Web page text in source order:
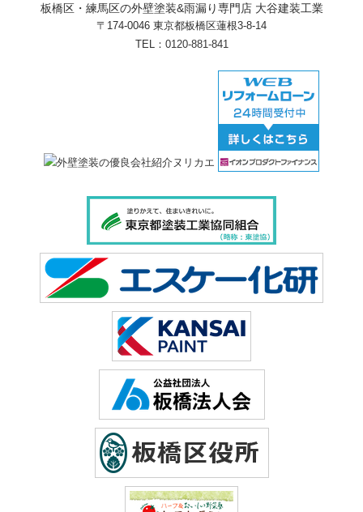
板橋区・練馬区の外壁塗装&雨漏り専門店 大谷建装工業
〒174-0046 東京都板橋区蓮根3-8-14
TEL： 0120-881-841